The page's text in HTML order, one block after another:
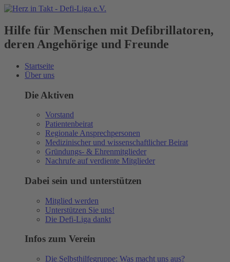
Hilfe für Menschen mit Defibrillatoren,
deren Angehörige und Freunde
Startseite
Über uns
Die Aktiven
Vorstand
Patientenbeirat
Regionale Ansprechpersonen
Medizinischer und wissenschaftlicher Beirat
Gründungs- & Ehrenmitglieder
Nachrufe auf verdiente Mitglieder
Dabei sein und unterstützen
Mitglied werden
Unterstützen Sie uns!
Die Defi-Liga dankt
Infos zum Verein
Die Selbsthilfegruppe: Was macht uns aus?